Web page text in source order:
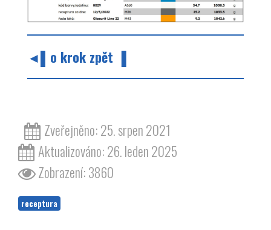
◄▌o krok zpět ▐
Zveřejněno: 25. srpen 2021
Aktualizováno: 26. leden 2025
Zobrazení: 3860
receptura